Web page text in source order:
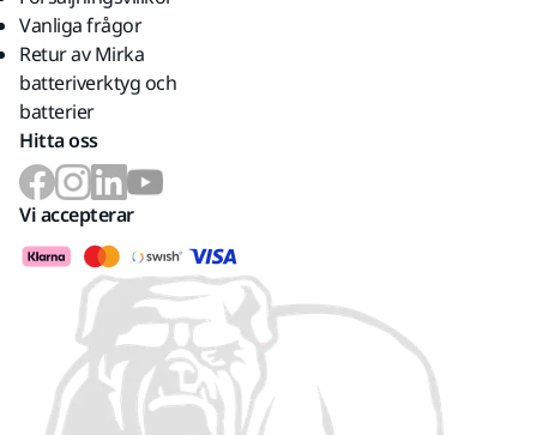
Vanliga frågor
Retur av Mirka
batteriverktyg och
batterier
Hitta oss
Vi accepterar